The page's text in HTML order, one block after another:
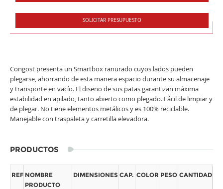
SOLICITAR PRESUPUESTO
Congost presenta un Smartbox ranurado cuyos lados pueden
plegarse, ahorrando de esta manera espacio durante su almacenaje
y transporte en vacío. El diseño de sus patas garantizan máxima
estabilidad en apilado, tanto abierto como plegado. Fácil de limpiar y
de plegar. No tiene elementos metálicos y es 100% reciclable.
Manejable con traspaleta y carretilla elevadora.
PRODUCTOS
REF NOMBRE
PRODUCTO
DIMENSIONES CAP. COLOR PESO CANTIDAD